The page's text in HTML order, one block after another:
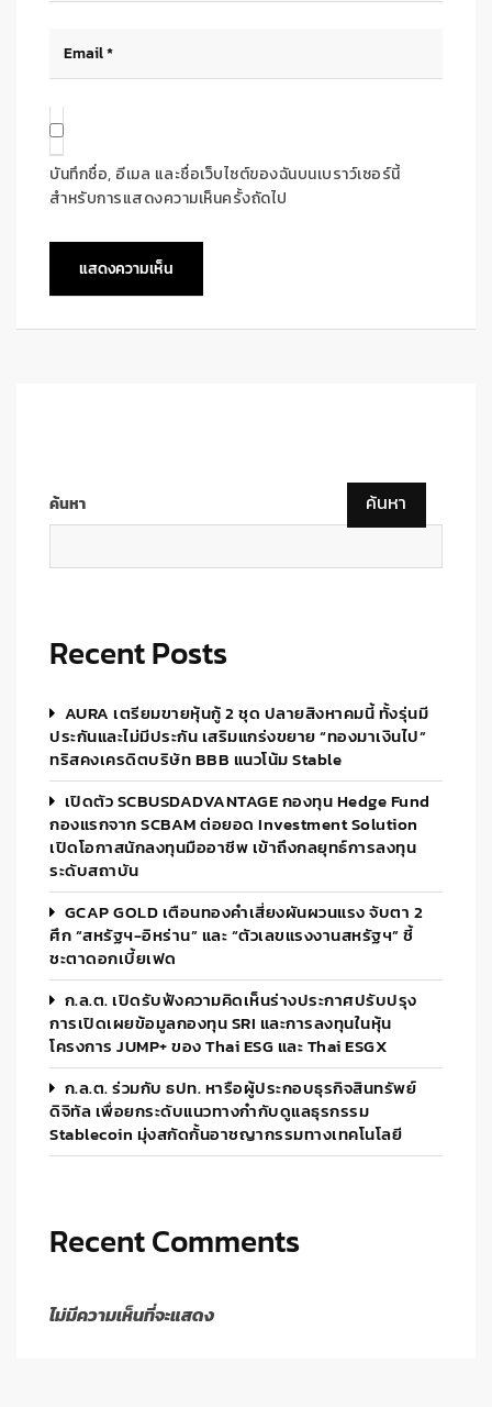
บันทึกชื่อ, อีเมล และชื่อเว็บไซต์ของฉันบนเบราว์เซอร์นี้
สำหรับการแสดงความเห็นครั้งถัดไป
ค้นหา ค้นหา
Recent Posts
AURA เตรียมขายหุ้นกู้ 2 ชุด ปลายสิงหาคมนี้ ทั้งรุ่นมี
ประกันและไม่มีประกัน เสริมแกร่งขยาย “ทองมาเงินไป”
ทริสคงเครดิตบริษัท BBB แนวโน้ม Stable
เปิดตัว SCBUSDADVANTAGE กองทุน Hedge Fund
กองแรกจาก SCBAM ต่อยอด Investment Solution
เปิดโอกาสนักลงทุนมืออาชีพ เข้าถึงกลยุทธ์การลงทุน
ระดับสถาบัน
GCAP GOLD เตือนทองคำเสี่ยงผันผวนแรง จับตา 2
ศึก “สหรัฐฯ-อิหร่าน” และ “ตัวเลขแรงงานสหรัฐฯ” ชี้
ชะตาดอกเบี้ยเฟด
ก.ล.ต. เปิดรับฟังความคิดเห็นร่างประกาศปรับปรุง
การเปิดเผยข้อมูลกองทุน SRI และการลงทุนในหุ้น
โครงการ JUMP+ ของ Thai ESG และ Thai ESGX
ก.ล.ต. ร่วมกับ ธปท. หารือผู้ประกอบธุรกิจสินทรัพย์
ดิจิทัล เพื่อยกระดับแนวทางกำกับดูแลธุรกรรม
Stablecoin มุ่งสกัดกั้นอาชญากรรมทางเทคโนโลยี
Recent Comments
ไม่มีความเห็นที่จะแสดง